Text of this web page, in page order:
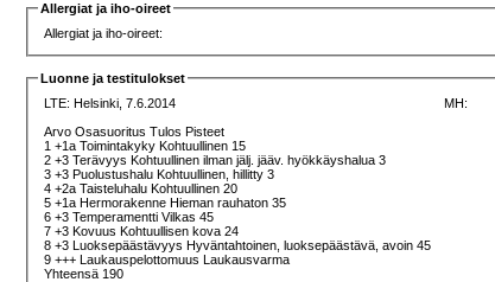
Allergiat ja iho-oireet
Allergiat ja iho-oireet:
Luonne ja testitulokset
LTE:Helsinki, 7.6.2014
Arvo Osasuoritus Tulos Pisteet
1 +1a Toimintakyky Kohtuullinen 15
2 +3 Terävyys Kohtuullinen ilman jälj. jääv. hyökkäyshalua 3
3 +3 Puolustushalu Kohtuullinen, hillitty 3
4 +2a Taisteluhalu Kohtuullinen 20
5 +1a Hermorakenne Hieman rauhaton 35
6 +3 Temperamentti Vilkas 45
7 +3 Kovuus Kohtuullisen kova 24
8 +3 Luoksepäästävyys Hyväntahtoinen, luoksepäästävä, avoin 45
9 +++ Laukauspelottomuus Laukausvarma
Yhteensä 190
MH: